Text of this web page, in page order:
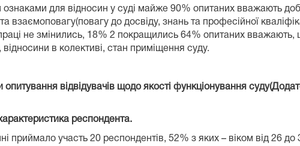
для відносин у суді майже 90% опитаних вважають
взаємоповагу(повагу до досвіду, знань та професійної
не змінились, 18% 2 покращились 64% опитаних вважають,
в колективі, стан приміщення суду.
опитування відвідувачів щодо якості функціонування
респондента.
приймало участь 20 респондентів, 52% з яких – віком від 26 до